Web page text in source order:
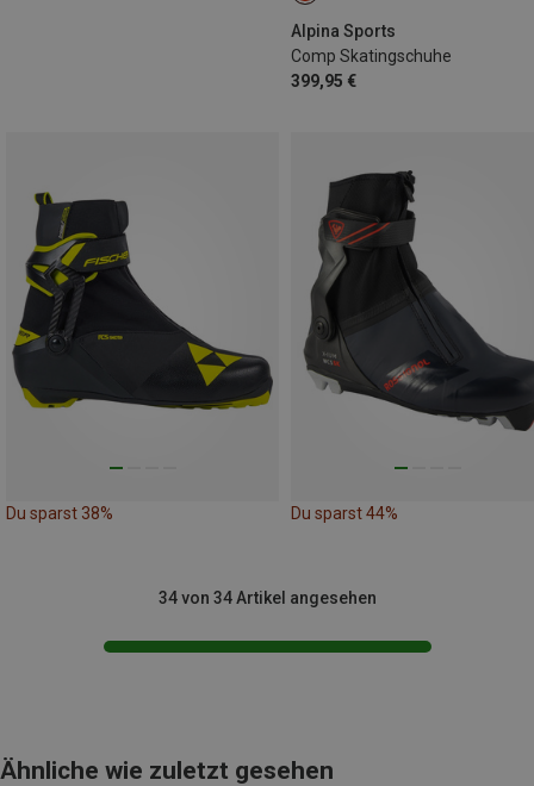
Alpina Sports
Comp Skatingschuhe
399,95 €
Du sparst 38% Du sparst 44%
34 von 34 Artikel angesehen
Ähnliche wie zuletzt gesehen